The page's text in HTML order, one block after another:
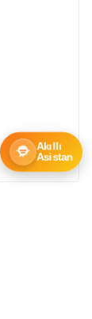
Akıllı
Asistan